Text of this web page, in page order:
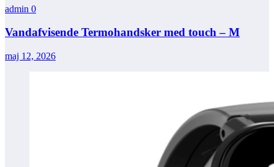
admin 0
Vandafvisende Termohandsker med touch – M
maj 12, 2026